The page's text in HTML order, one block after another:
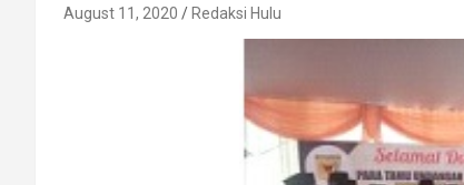
August 11, 2020 Redaksi Hulu